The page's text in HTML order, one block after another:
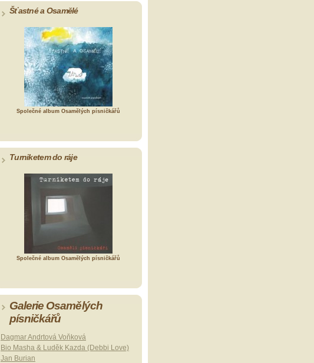
Šťastné a Osamělé
Společné album Osamělých písničkářů
Turniketem do ráje
Společné album Osamělých písničkářů
Galerie Osamělých
písničkářů
Dagmar Andrtová Voňková
Bio Masha & Luděk Kazda (Debbi Love)
Jan Burian